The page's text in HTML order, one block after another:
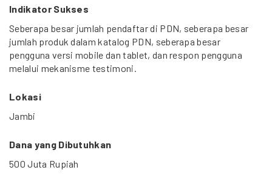
Indikator Sukses
Seberapa besar jumlah pendaftar di PDN, seberapa besar
jumlah produk dalam katalog PDN, seberapa besar
pengguna versi mobile dan tablet, dan respon pengguna
melalui mekanisme testimoni.
Lokasi
Jambi
Dana yang Dibutuhkan
500 Juta Rupiah